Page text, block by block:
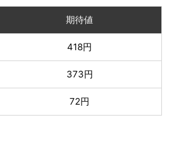
期待値
418円
373円
72円